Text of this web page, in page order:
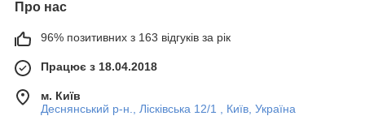
Про нас
96% позитивних з 163 відгуків за рік
Працює з 18.04.2018
м. Київ
Деснянський р-н., Лісківська 12/1 , Київ, Україна